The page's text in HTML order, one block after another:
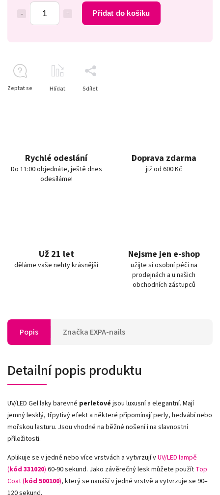
Přidat do košíku
Zeptat se Hlídat Sdílet
Rychlé odeslání
Do 11:00 objednáte, ještě dnes
odesíláme!
Doprava zdarma
již od 600 Kč
Už 21 let
děláme vaše nehty krásnější
Nejsme jen e-shop
užijte si osobní péči na
prodejnách a u našich
obchodních zástupců
Popis Značka EXPA-nails
Detailní popis produktu
UV/LED Gel laky barevné perleťové jsou luxusní a elegantní. Mají
jemný lesklý, třpytivý efekt a některé připomínají perly, hedvábí nebo
mořskou lasturu. Jsou vhodné na běžné nošení i na slavnostní
příležitosti.
Aplikuje se v jedné nebo více vrstvách a vytvrzují vUV/LED lampě
(kód 331020) 60-90 sekund. Jako závěrečný lesk můžete použít Top
Coat (kód 500100), který se nanáší v jedné vrstvě a vytvrzuje se 90–
120 sekund.